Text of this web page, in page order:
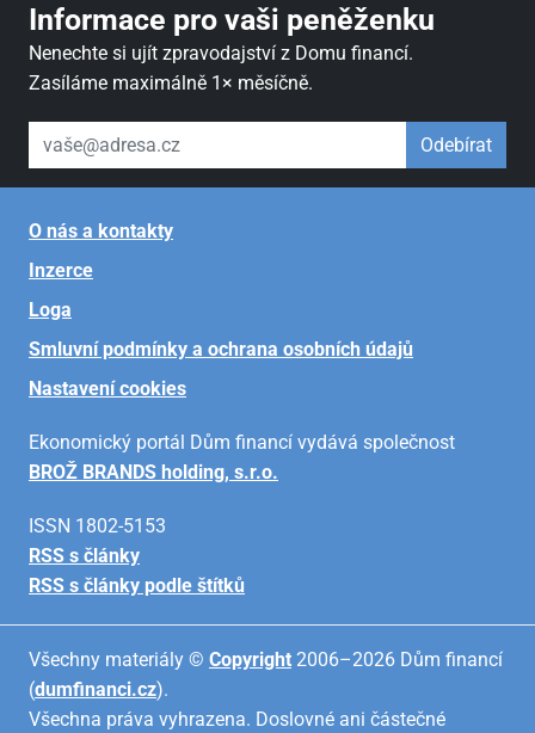
Informace pro vaši peněženku
Nenechte si ujít zpravodajství z Domu financí.
Zasíláme maximálně 1× měsíčně.
váš email Odebírat
O nás a kontakty
Inzerce
Loga
Smluvní podmínky a ochrana osobních údajů
Nastavení cookies
Ekonomický portál Dům financí vydává společnost
BROŽ BRANDS holding, s.r.o.
ISSN 1802-5153
RSS s články
RSS s články podle štítků
Všechny materiály © Copyright 2006–2026 Dům financí
(dumfinanci.cz).
Všechna práva vyhrazena. Doslovné ani částečné